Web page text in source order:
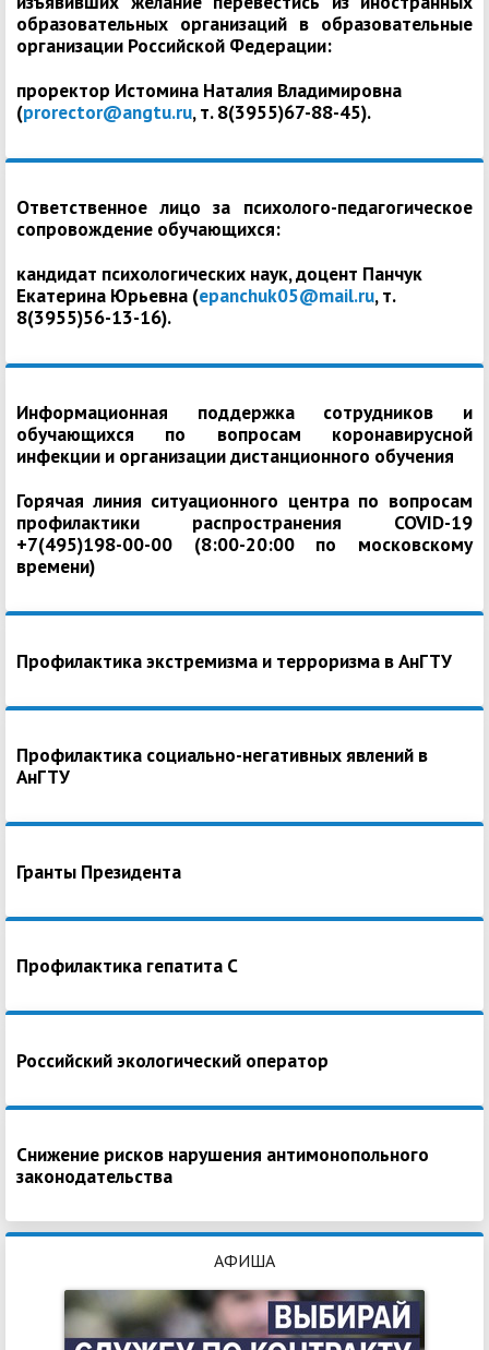
образовательных организаций в образовательные
организации Российской Федерации:
проректор Истомина Наталия Владимировна
(prorector@angtu.ru, т. 8(3955)67-88-45).
Ответственное лицо за психолого-педагогическое
сопровождение обучающихся:
кандидат психологических наук, доцент Панчук
Екатерина Юрьевна (epanchuk05@mail.ru, т.
8(3955)56-13-16).
Информационная поддержка сотрудников и
обучающихся по вопросам коронавирусной
инфекции и организации дистанционного обучения
Горячая линия ситуационного центра по вопросам
профилактики распространения COVID-19
+7(495)198-00-00 (8:00-20:00 по московскому
времени)
Профилактика экстремизма и терроризма в АнГТУ
Профилактика социально-негативных явлений в
АнГТУ
Гранты Президента
Профилактика гепатита С
Российский экологический оператор
Снижение рисков нарушения антимонопольного
законодательства
АФИША